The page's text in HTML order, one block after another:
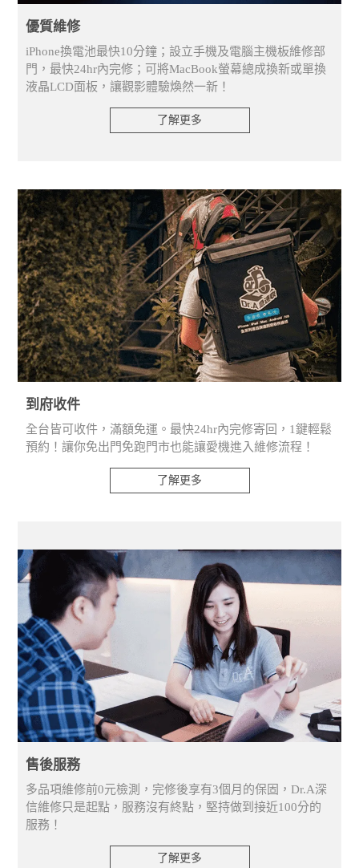
優質維修
iPhone換電池最快10分鐘；設立手機及電腦主機板維修部
門，最快24hr內完修；可將MacBook螢幕總成換新或單換
液晶LCD面板，讓觀影體驗煥然一新！
了解更多
到府收件
全台皆可收件，滿額免運。最快24hr內完修寄回，1鍵輕鬆
預約！讓你免出門免跑門市也能讓愛機進入維修流程！
了解更多
售後服務
多品項維修前0元檢測，完修後享有3個月的保固，Dr.A深
信維修只是起點，服務沒有終點，堅持做到接近100分的
服務！
了解更多